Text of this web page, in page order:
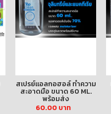
สเปรย์แอลกอฮอล์ ทำความ
สะอาดมือ ขนาด 60 ML.
พร้อมส่ง
60.00 บาท